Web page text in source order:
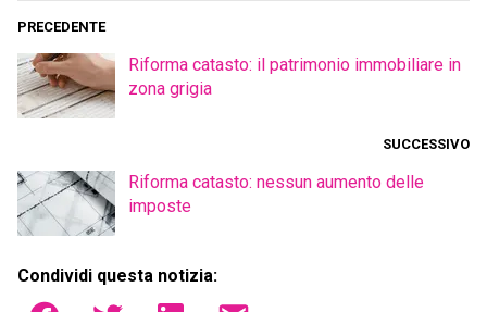
PRECEDENTE
Riforma catasto: il patrimonio immobiliare in
zona grigia
SUCCESSIVO
Riforma catasto: nessun aumento delle
imposte
Condividi questa notizia: